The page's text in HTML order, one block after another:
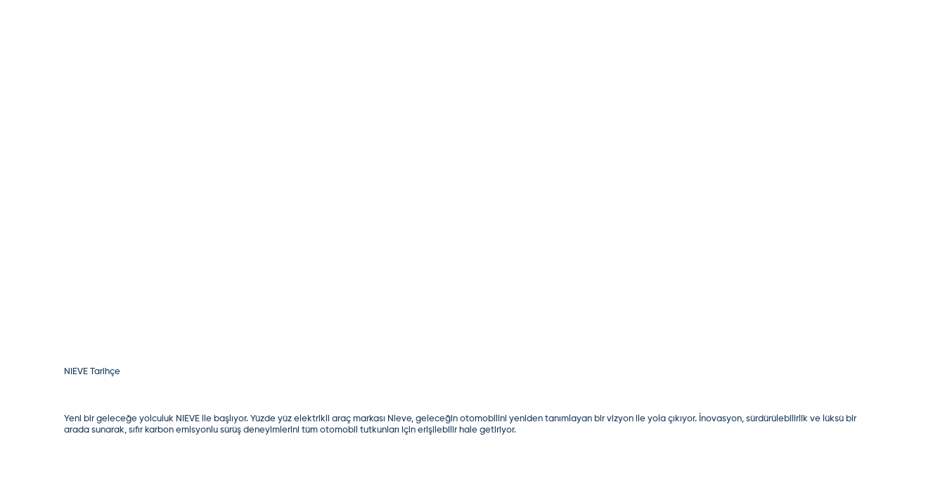
NIEVE Tarihçe
Yeni bir geleceğe yolculuk NIEVE ile başlıyor. Yüzde yüz elektrikli araç markası Nieve, geleceğin otomobilini yeniden tanımlayan bir vizyon ile yola çıkıyor. İnovasyon, sürdürülebilirlik ve lüksü bir
arada sunarak, sıfır karbon emisyonlu sürüş deneyimlerini tüm otomobil tutkunları için erişilebilir hale getiriyor.